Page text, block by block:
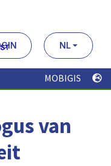
NL
MOBIGIS
van